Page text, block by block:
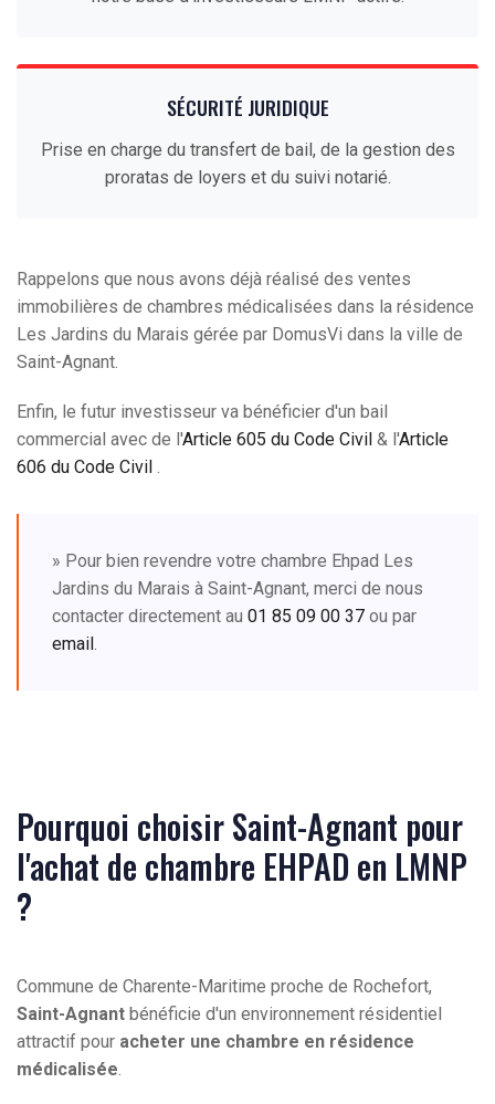
SÉCURITÉ JURIDIQUE
Prise en charge du transfert de bail, de la gestion des
proratas de loyers et du suivi notarié.
Rappelons que nous avons déjà réalisé des ventes
immobilières de chambres médicalisées dans la résidence
Les Jardins du Marais gérée par DomusVi dans la ville de
Saint-Agnant.
Enfin, le futur investisseur va bénéficier d'un bail
commercial avec de l'Article 605 du Code Civil & l'Article
606 du Code Civil .
» Pour bien revendre votre chambre Ehpad Les
Jardins du Marais à Saint-Agnant, merci de nous
contacter directement au 01 85 09 00 37 ou par
email.
Pourquoi choisir Saint-Agnant pour
l'achat de chambre EHPAD en LMNP
?
Commune de Charente-Maritime proche de Rochefort,
Saint-Agnant bénéficie d'un environnement résidentiel
attractif pour acheter une chambre en résidence
médicalisée.